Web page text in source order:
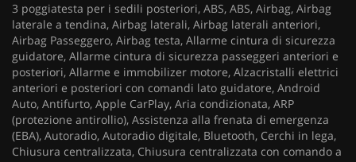
3 poggiatesta per i sedili posteriori, ABS, ABS, Airbag, Airbag
laterale a tendina, Airbag laterali, Airbag laterali anteriori,
Airbag Passeggero, Airbag testa, Allarme cintura di sicurezza
guidatore, Allarme cintura di sicurezza passeggeri anteriori e
posteriori, Allarme e immobilizer motore, Alzacristalli elettrici
anteriori e posteriori con comandi lato guidatore, Android
Auto, Antifurto, Apple CarPlay, Aria condizionata, ARP
(protezione antirollio), Assistenza alla frenata di emergenza
(EBA), Autoradio, Autoradio digitale, Bluetooth, Cerchi in lega,
Chiusura centralizzata, Chiusura centralizzata con comando a